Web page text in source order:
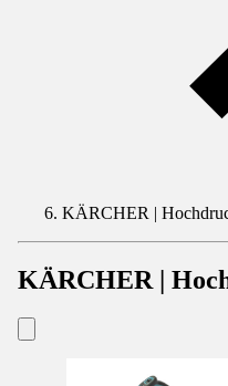
KÄRCHER |
KÄRCHER |